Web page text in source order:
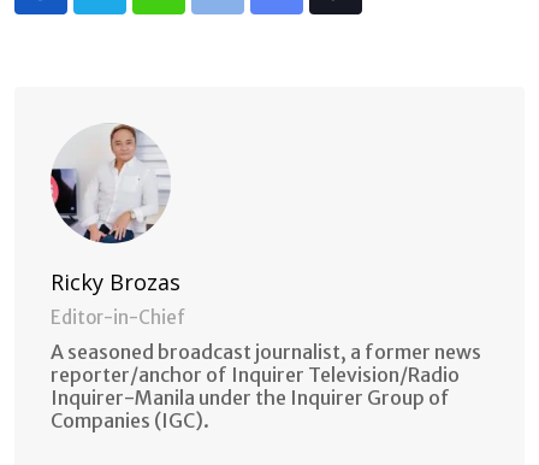
Whatsapp
Print
Share
Tiktok
Ricky Brozas
Editor-in-Chief
A seasoned broadcast journalist, a former news
reporter/anchor of Inquirer Television/Radio
Inquirer-Manila under the Inquirer Group of
Companies (IGC).